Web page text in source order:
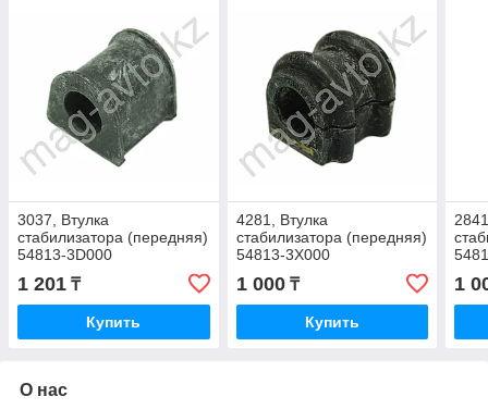
3037, Втулка
стабилизатора (передняя)
54813-3D000
1 201 ₸
Купить
4281, Втулка
стабилизатора (передняя)
54813-3X000
1 000₸
Купить
1
О нас